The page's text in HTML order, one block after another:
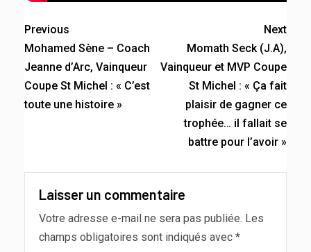
Previous
Mohamed Sène – Coach
Jeanne d’Arc, Vainqueur
Coupe St Michel : « C’est
toute une histoire »
Next
Momath Seck (J.A),
Vainqueur et MVP Coupe
St Michel : « Ça fait
plaisir de gagner ce
trophée… il fallait se
battre pour l’avoir »
Laisser un commentaire
Votre adresse e-mail ne sera pas publiée. Les
champs obligatoires sont indiqués avec *